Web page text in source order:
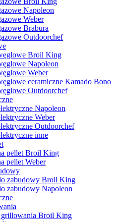
Napoleon
Weber
Brabura
Outdoorchef
Broil King
Napoleon
Weber
ceramiczne Kamado Bono
Outdoorchef
Napoleon
Weber
Outdoorchef
inne
pellet Broil King
pellet Weber
zabudowy Broil King
zabudowy Napoleon
grillowania Broil King